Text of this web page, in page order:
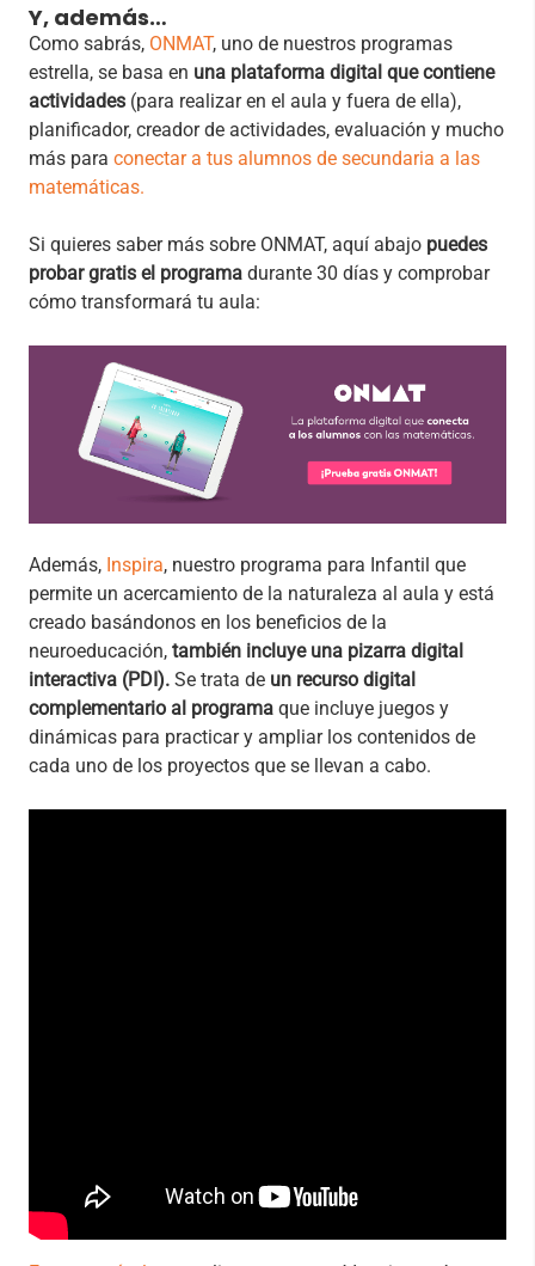
Y, además…
Como sabrás, ONMAT, uno de nuestros programas
estrella, se basa en una plataforma digital que contiene
actividades (para realizar en el aula y fuera de ella),
planificador, creador de actividades, evaluación y mucho
más para conectar a tus alumnos de secundaria a las
matemáticas.
Si quieres saber más sobre ONMAT, aquí abajo puedes
probar gratis el programa durante 30 días y comprobar
cómo transformará tu aula:
Además, Inspira, nuestro programa para Infantil que
permite un acercamiento de la naturaleza al aula y está
creado basándonos en los beneficios de la
neuroeducación, también incluye una pizarra digital
interactiva (PDI). Se trata de un recurso digital
complementario al programa que incluye juegos y
dinámicas para practicar y ampliar los contenidos de
cada uno de los proyectos que se llevan a cabo.